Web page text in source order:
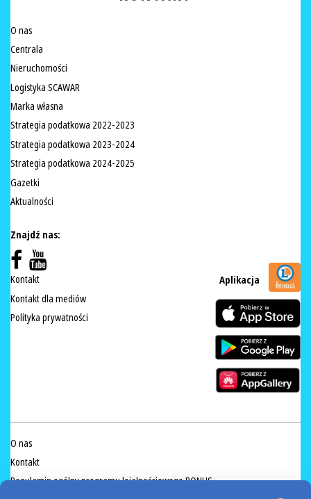
O nas
Centrala
Nieruchomości
Logistyka SCAWAR
Marka własna
Strategia podatkowa 2022-2023
Strategia podatkowa 2023-2024
Strategia podatkowa 2024-2025
Gazetki
Aktualności
Znajdź nas:
Kontakt
Kontakt dla mediów
Polityka prywatności
Aplikacja
O nas
Kontakt
Regulamin ogólny programu lojalnościowego BONUS